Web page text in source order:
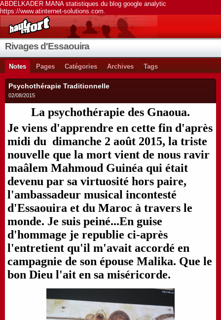
ABDELKADER MANA statistiques du blog google analytic
https://www.atinternet-solutions.com.
Rivages d'Essaouira
Notes Pages Catégories Archives Tags
Psychothérapie Traditionnelle
02/08/2015
La psychothérapie des Gnaoua.
Je viens d'apprendre en cette fin d'après
midi du dimanche 2 août 2015, la triste
nouvelle que la mort vient de nous ravir
maâlem Mahmoud Guinéa qui était
devenu par sa virtuosité hors paire,
l'ambassadeur musical incontesté
d'Essaouira et du Maroc à travers le
monde. Je suis peiné...En guise
d'hommage je republie ci-après
l'entretient qu'il m'avait accordé en
campagnie de son épouse Malika. Que le
bon Dieu l'ait en sa miséricorde.